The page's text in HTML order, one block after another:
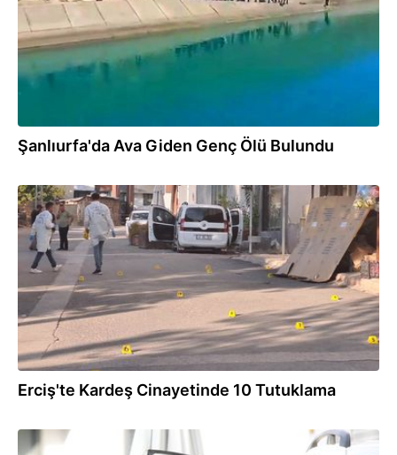
Şanlıurfa'da Ava Giden Genç Ölü Bulundu
12.09.2025
Erciş'te Kardeş Cinayetinde 10 Tutuklama